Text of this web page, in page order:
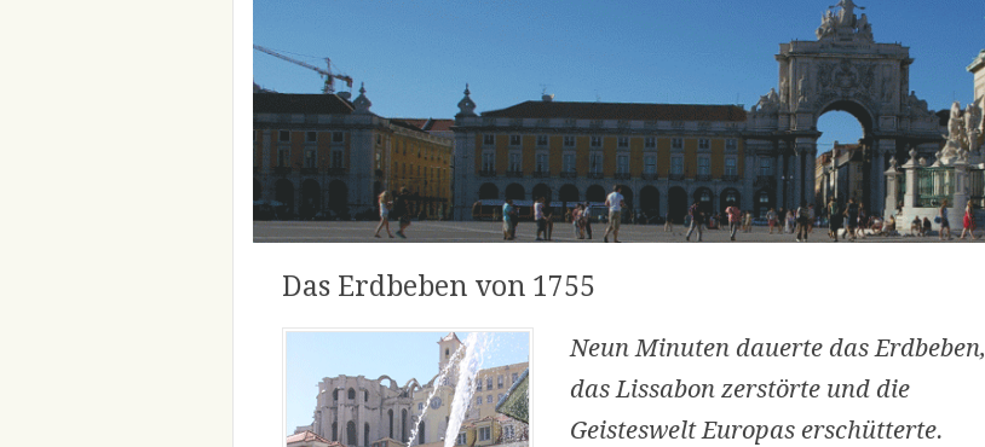
Das Erdbeben von 1755
Neun Minuten dauerte das Erdbeben,
das Lissabon zerstörte und die
Geisteswelt Europas erschütterte.